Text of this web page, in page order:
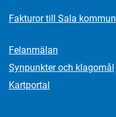
Fakturor till Sala kommun
Felanmälan
Synpunkter och klagomål
Kartportal